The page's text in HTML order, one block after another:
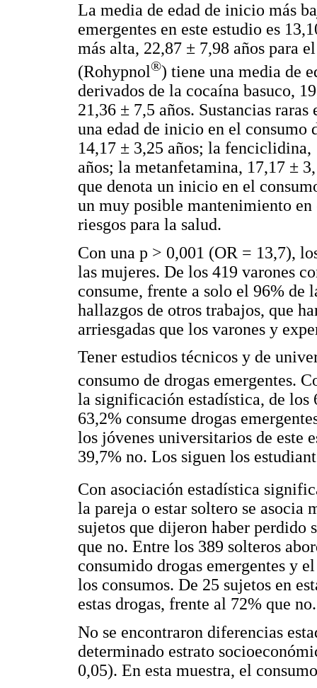
La media de edad de inicio más
emergentes en este estudio es
más alta, 22,87 ± 7,98 años para
(Rohypnol®) tiene una media de
derivados de la cocaína basuco,
21,36 ± 7,5 años. Sustancias
una edad de inicio en el consumo
14,17 ± 3,25 años; la
años; la metanfetamina, 17,17 ±
que denota un inicio en el
un muy posible mantenimiento en
riesgos para la salud.
Con una p > 0,001 (OR = 13,7),
las mujeres. De los 419 varones
consume, frente a solo el 96% de
hallazgos de otros trabajos, que
arriesgadas que los varones y
Tener estudios técnicos y de
consumo de drogas emergentes.
la significación estadística, de los
63,2% consume drogas
los jóvenes universitarios de este
39,7% no. Los siguen los
Con asociación estadística
la pareja o estar soltero se asocia
sujetos que dijeron haber perdido
que no. Entre los 389 solteros
consumido drogas emergentes y
los consumos. De 25 sujetos en
estas drogas, frente al 72% que no.
No se encontraron diferencias
determinado estrato
0,05). En esta muestra, el